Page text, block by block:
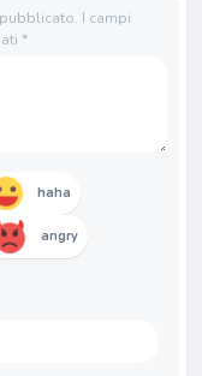
I campi
*
haha
angry